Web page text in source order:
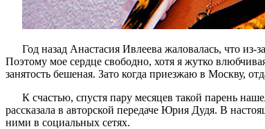
Год назад Анастасия Ивлеева жаловалась, что
Поэтому мое сердце свободно, хотя я жутко
занятость бешеная. Зато когда приезжаю в Москву,
К счастью, спустя пару месяцев такой парень
рассказала в авторской передаче Юрия Дудя. В
ними в социальных сетях.